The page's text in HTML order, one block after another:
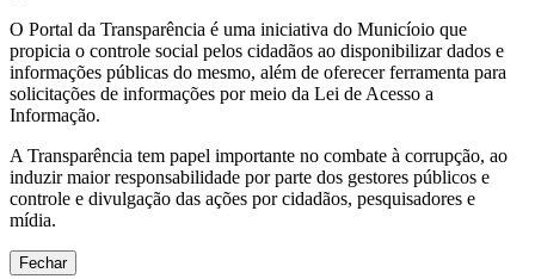
O Portal da Transparência é uma iniciativa do Municíoio que
propicia o controle social pelos cidadãos ao disponibilizar dados e
informações públicas do mesmo, além de oferecer ferramenta para
solicitações de informações por meio da Lei de Acesso a
Informação.
A Transparência tem papel importante no combate à corrupção, ao
induzir maior responsabilidade por parte dos gestores públicos e
controle e divulgação das ações por cidadãos, pesquisadores e
mídia.
Fechar